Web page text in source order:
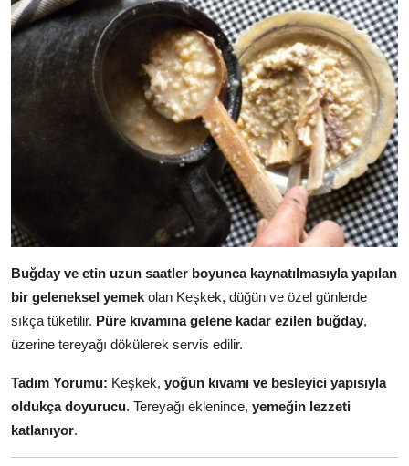
Buğday ve etin uzun saatler boyunca kaynatılmasıyla yapılan
bir geleneksel yemek olan Keşkek, düğün ve özel günlerde
sıkça tüketilir. Püre kıvamına gelene kadar ezilen buğday,
üzerine tereyağı dökülerek servis edilir.
Tadım Yorumu: Keşkek, yoğun kıvamı ve besleyici yapısıyla
oldukça doyurucu. Tereyağı eklenince, yemeğin lezzeti
katlanıyor.